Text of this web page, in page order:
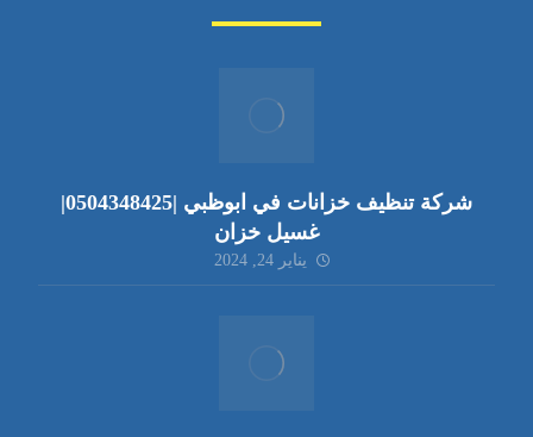
شركة تنظيف خزانات في ابوظبي |0504348425|
غسيل خزان
يناير 24, 2024